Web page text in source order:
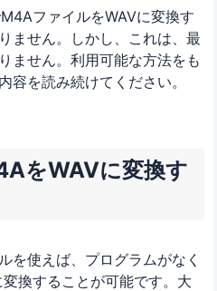
ファイルをWAVに変換す
ません。しかし、これは、最
ません。利用可能な方法をも
容を読み続けてください。
をWAVに変換す
を使えば、プログラムがなく
換することが可能です。大